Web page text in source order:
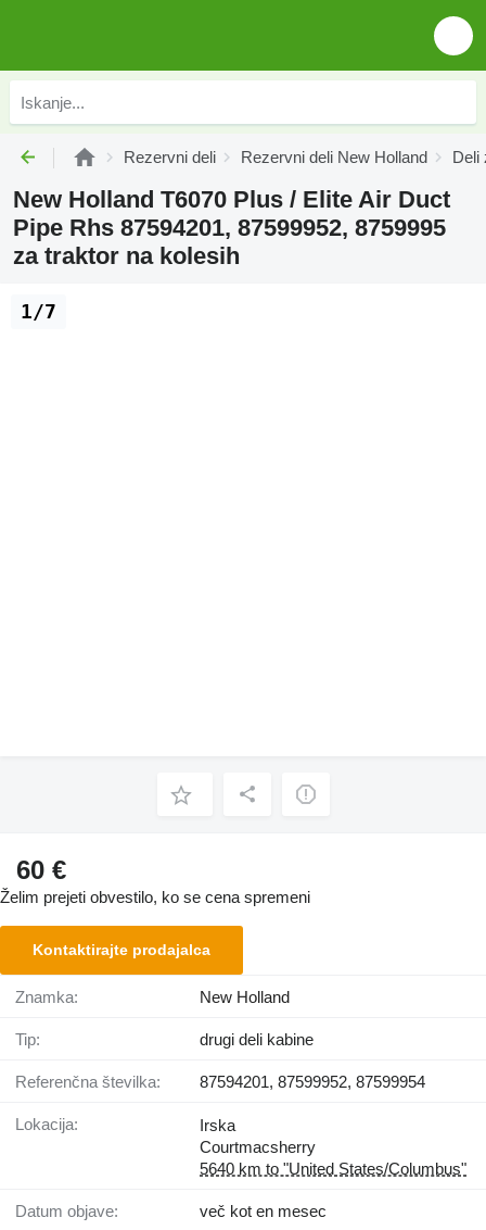
Rezervni deli Rezervni deli New Holland Deli
New Holland T6070 Plus / Elite Air Duct
Pipe Rhs 87594201, 87599952, 8759995
za traktor na kolesih
1/7
60 €
Želim prejeti obvestilo, ko se cena spremeni
Kontaktirajte prodajalca
Znamka: New Holland
Tip: drugi deli kabine
Referenčna številka: 87594201, 87599952, 87599954
Lokacija:
Irska
Courtmacsherry
5640 km to "United States/Columbus"
Datum objave: več kot en mesec